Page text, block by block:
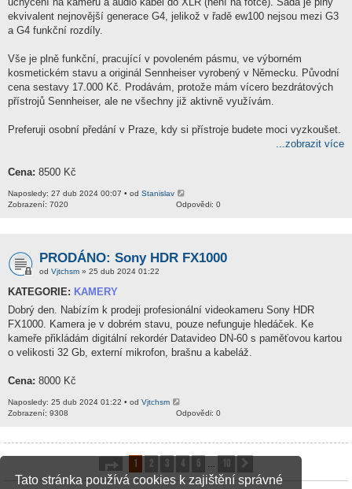
Tato stránka používá cookies k zajištění správné
ekvivalent nejnovější generace G4, jelikož v řadě ew100 nejsou mezi G3
a G4 funkční rozdíly.
Vše je plně funkční, pracující v povoleném pásmu, ve výborném
kosmetickém stavu a originál Sennheiser vyrobený v Německu. Původní
cena sestavy 17.000 Kč. Prodávám, protože mám vícero bezdrátových
přístrojů Sennheiser, ale ne všechny již aktivně využívám.
Preferuji osobní předání v Praze, kdy si přístroje budete moci vyzkoušet.
...zobrazit více
Cena: 8500 Kč
Naposledy: 27 dub 2024 00:07 • od Stanislav
Odpovědi: 0
Zobrazení: 7020
PRODÁNO: Sony HDR FX1000
od Vjtchsm » 25 dub 2024 01:22
KATEGORIE: KAMERY
Dobrý den. Nabízím k prodeji profesionální videokameru Sony HDR
FX1000. Kamera je v dobrém stavu, pouze nefunguje hledáček. Ke
kameře přikládám digitální rekordér Datavideo DN-60 s paměťovou kartou
o velikosti 32 Gb, externí mikrofon, brašnu a kabeláž.
Cena: 8000 Kč
Naposledy: 25 dub 2024 01:22 • od Vjtchsm
Odpovědi: 0
Zobrazení: 9308
Stránka 1z 10
1 2 3 4 10